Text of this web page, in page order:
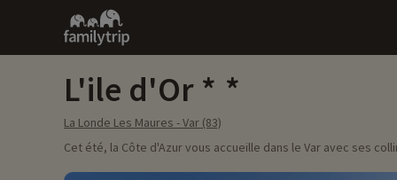
Family
trip
L'ile d'Or
La Londe Les Maures - Var (83)
Cet été, la Côte d'Azur vous accueille dans le Var avec ses